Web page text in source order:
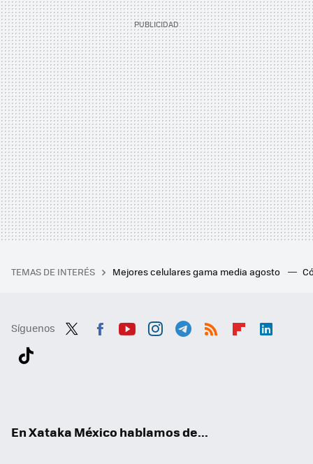
TEMAS DE INTERÉS Mejores celulares gama media agosto
Síguenos
En Xataka México hablamos de...